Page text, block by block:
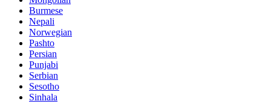
Burmese
Nepali
Norwegian
Pashto
Persian
Punjabi
Serbian
Sesotho
Sinhala